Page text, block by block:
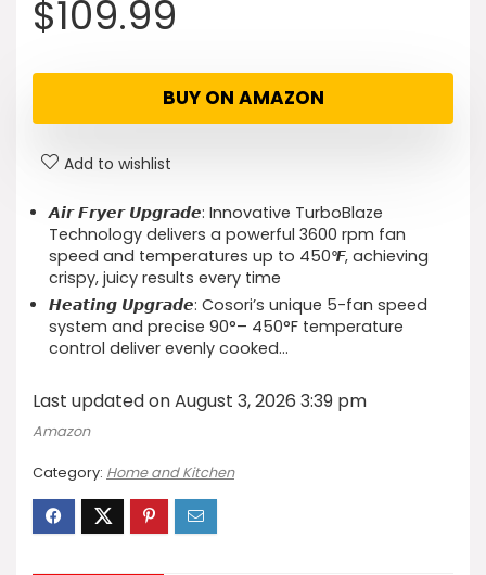
$109.99
BUY ON AMAZON
Add to wishlist
𝘼𝙞𝙧 𝙁𝙧𝙮𝙚𝙧 𝙐𝙥𝙜𝙧𝙖𝙙𝙚: Innovative TurboBlaze
Technology delivers a powerful 3600 rpm fan
speed and temperatures up to 450℉, achieving
crispy, juicy results every time
𝙃𝙚𝙖𝙩𝙞𝙣𝙜 𝙐𝙥𝙜𝙧𝙖𝙙𝙚: Cosori’s unique 5-fan speed
system and precise 90°– 450°F temperature
control deliver evenly cooked…
Last updated on August 3, 2026 3:39 pm
Amazon
Category: Home and Kitchen